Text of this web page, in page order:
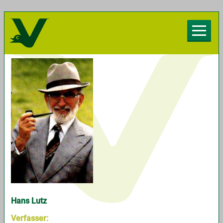
Herzlich willkommen beim Chorverband
Vorarlberg
Hans Lutz
Verfasser: